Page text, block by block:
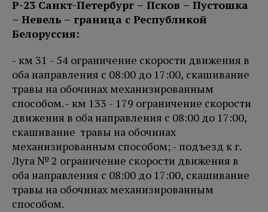
Р-23 Санкт-Петербург – Псков – Пустошка
– Невель – граница с Республикой
Белоруссия:
- км 31 - 54 ограничение скорости движения в
оба направления с 08:00 до 17:00, скашивание
травы на обочинах механизированным
способом. - км 133 - 179 ограничение скорости
движения в оба направления с 08:00 до 17:00,
скашивание травы на обочинах
механизированным способом; - подъезд к г.
Луга № 2 ограничение скорости движения в
оба направления с 08:00 до 17:00, скашивание
травы на обочинах механизированным
способом.